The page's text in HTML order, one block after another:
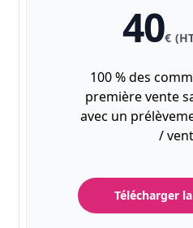
40€
100 % des
première vente
avec un
/
Télécharger